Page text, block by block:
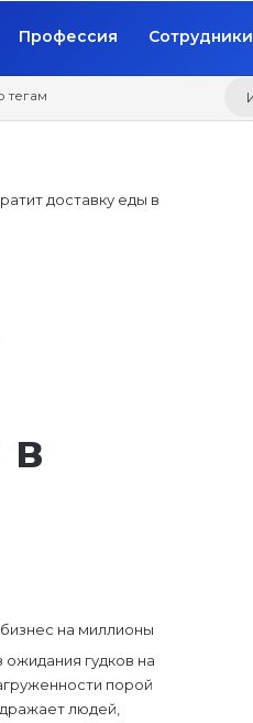
Профессия Сотрудники
тегам
доставку еды в
в
гудков на
порой
людей,